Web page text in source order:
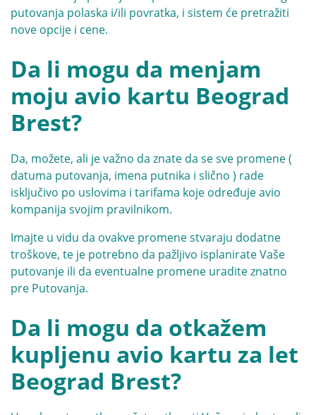
putovanja polaska i/ili povratka, i sistem će pretražiti
nove opcije i cene.
Da li mogu da menjam
moju avio kartu Beograd
Brest?
Da, možete, ali je važno da znate da se sve promene (
datuma putovanja, imena putnika i slično ) rade
isključivo po uslovima i tarifama koje određuje avio
kompanija svojim pravilnikom.
Imajte u vidu da ovakve promene stvaraju dodatne
troškove, te je potrebno da pažljivo isplanirate Vaše
putovanje ili da eventualne promene uradite znatno
pre Putovanja.
Da li mogu da otkažem
kupljenu avio kartu za let
Beograd Brest?